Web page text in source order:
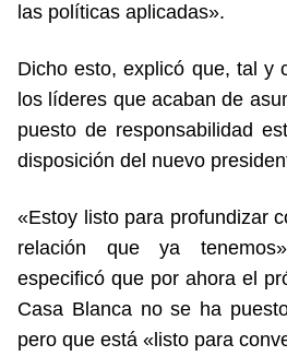
las políticas aplicadas».
Dicho esto, explicó que, tal y
los líderes que acaban de
puesto de responsabilidad
disposición del nuevo
«Estoy listo para profundizar
relación que ya
especificó que por ahora el
Casa Blanca no se ha
pero que está «listo para